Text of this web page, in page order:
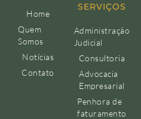
Home
Quem
Somos
Notícias
Contato
SERVIÇOS
Administração
Judicial
Consultoria
Advocacia
Empresarial
Penhora de
faturamento